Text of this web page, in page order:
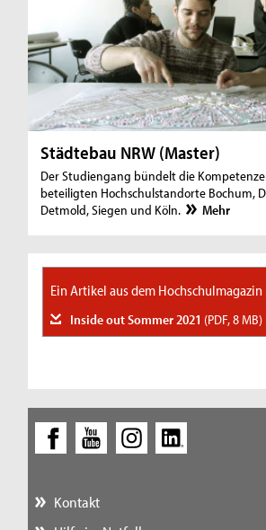
Städtebau NRW (Master)
Der Studiengang bündelt die
beteiligten Hochschulstandorte Bochum,
Detmold, Siegen und Köln.
Mehr
Ein Artikel aus dem
Inside out Sommer 2021 (PDF, 8 MB)
Kontakt